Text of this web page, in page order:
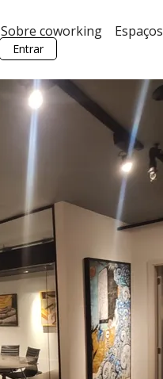
Sobre coworking Espaços
Entrar